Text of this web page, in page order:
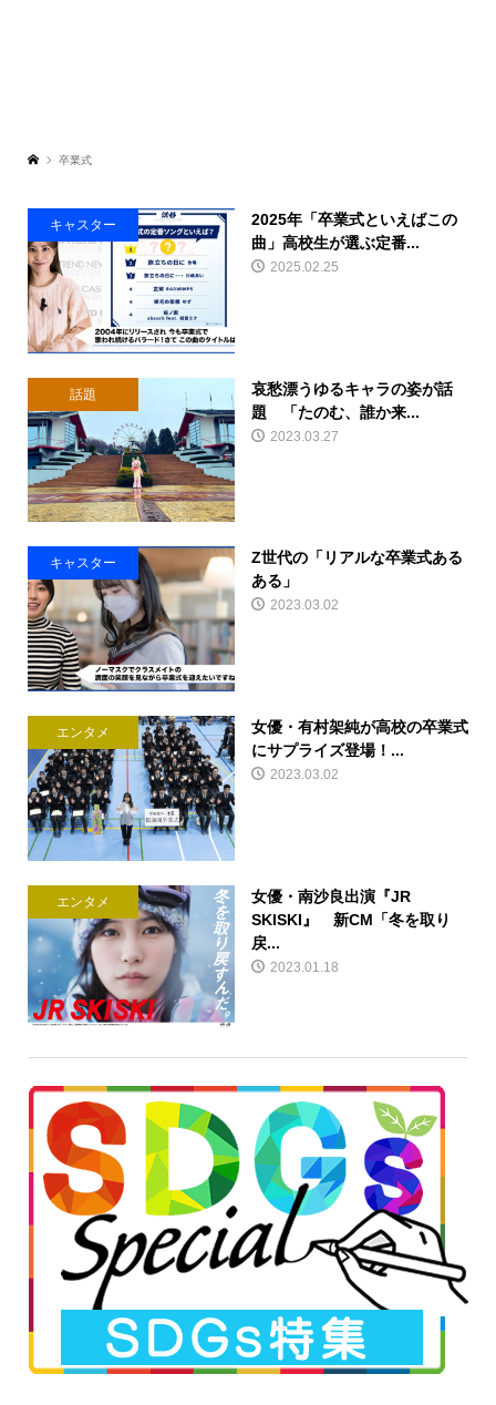
卒業式
キャスター
2025年「卒業式といえばこの
曲」高校生が選ぶ定番...
2025.02.25
話題
哀愁漂うゆるキャラの姿が話
題 「たのむ、誰か来...
2023.03.27
キャスター
Z世代の「リアルな卒業式ある
ある」
2023.03.02
エンタメ
女優・有村架純が高校の卒業式
にサプライズ登場！...
2023.03.02
エンタメ
女優・南沙良出演『JR
SKISKI』 新CM「冬を取り
戻...
2023.01.18